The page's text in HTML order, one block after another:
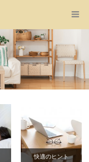
快適のヒント